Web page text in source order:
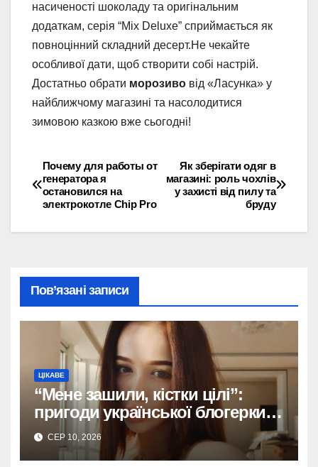
насиченості шоколаду та оригінальним
додаткам, серія “Mix Deluxe” сприймається як
повноцінний складний десерт.Не чекайте
особливої дати, щоб створити собі настрій.
Достатньо обрати морозиво від «Ласунка» у
найближчому магазині та насолодитися
зимовою казкою вже сьогодні!
Навігація
записів
Як зберігати одяг в
магазині: роль чохлів
у захисті від пилу та
бруду
Почему для работы от
генератора я
остановился на
электрокотле Chip Pro
Пов’язані записи
ЦІКАВЕ
“Мене зашили, кістки цілі”:
пригоди української блогерки
після аварії
СЕР 10, 2026